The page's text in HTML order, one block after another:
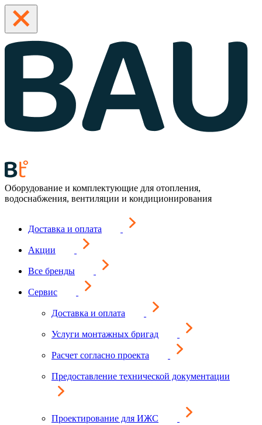
Оборудование и комплектующие для отопления,
водоснабжения, вентиляции и кондиционирования
Доставка и оплата
Акции
Все бренды
Сервис
Доставка и оплата
Услуги монтажных бригад
Расчет согласно проекта
Предоставление технической документации
Проектирование для ИЖС